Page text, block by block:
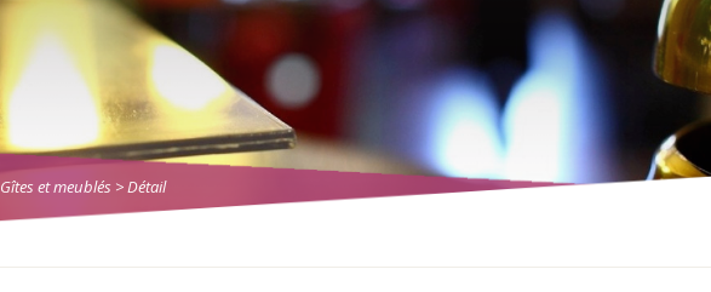
Gîtes et meublés > Détail